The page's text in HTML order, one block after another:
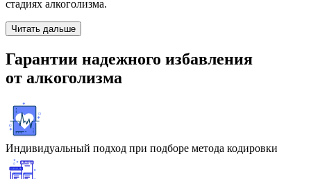
стадиях алкоголизма.
Читать дальше
Гарантии надежного избавления
от алкоголизма
Индивидуальный подход при подборе метода кодировки